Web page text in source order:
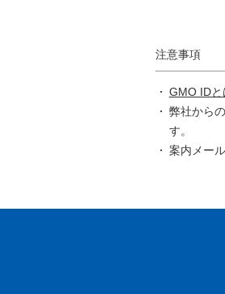
注意事項
GMO IDと
弊社から
す。
案内メー